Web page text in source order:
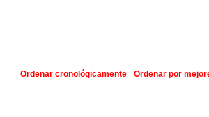
Ordenar por
Ordenar cronológicamente